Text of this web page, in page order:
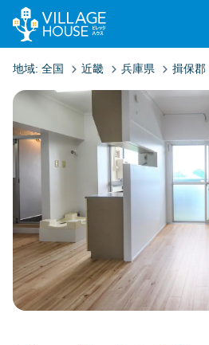
地域: 全国 近畿 兵庫県 揖保郡